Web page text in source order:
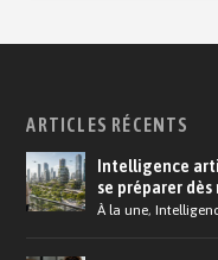
ARTICLES RÉCENTS
Intelligence
se préparer
À la une,